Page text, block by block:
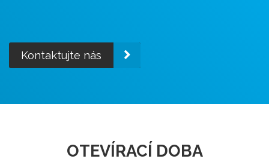
Kontaktujte nás
OTEVÍRACÍ DOBA